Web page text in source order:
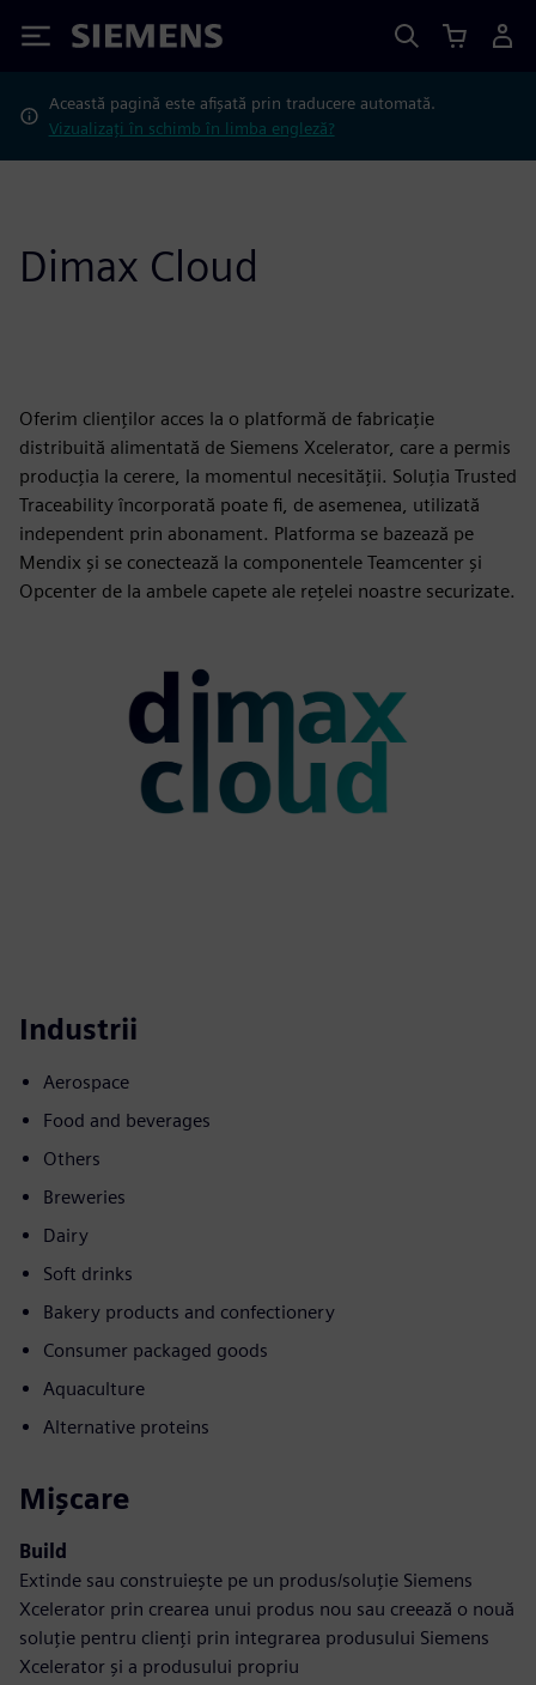
Siemens
Această pagină este afișată prin traducere automată.
Vizualizați în schimb în limba engleză?
Dimax Cloud
Oferim clienților acces la o platformă de fabricație
distribuită alimentată de Siemens Xcelerator, care a permis
producția la cerere, la momentul necesității. Soluția Trusted
Traceability încorporată poate fi, de asemenea, utilizată
independent prin abonament. Platforma se bazează pe
Mendix și se conectează la componentele Teamcenter și
Opcenter de la ambele capete ale rețelei noastre securizate.
Industrii
Aerospace
Food and beverages
Others
Breweries
Dairy
Soft drinks
Bakery products and confectionery
Consumer packaged goods
Aquaculture
Alternative proteins
Mișcare
Build
Extinde sau construiește pe un produs/soluție Siemens
Xcelerator prin crearea unui produs nou sau creează o nouă
soluție pentru clienți prin integrarea produsului Siemens
Xcelerator și a produsului propriu